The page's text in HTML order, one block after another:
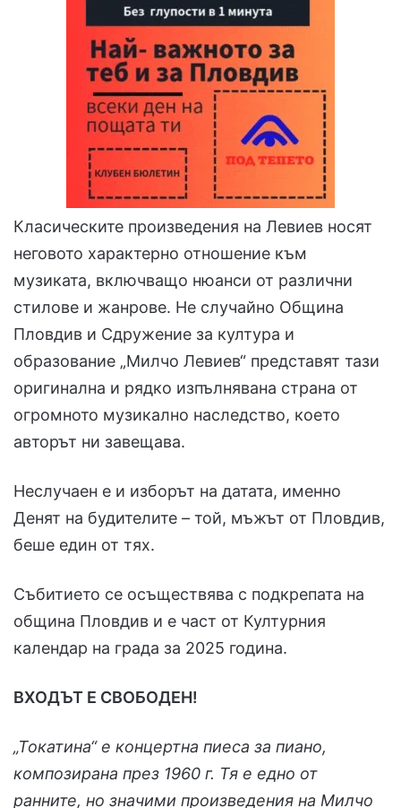
Класическите произведения на Левиев носят
неговото характерно отношение към
музиката, включващо нюанси от различни
стилове и жанрове. Не случайно Община
Пловдив и Сдружение за култура и
образование „Милчо Левиев“ представят тази
оригинална и рядко изпълнявана страна от
огромното музикално наследство, което
авторът ни завещава.
Неслучаен е и изборът на датата, именно
Денят на будителите – той, мъжът от Пловдив,
беше един от тях.
Събитието се осъществява с подкрепата на
община Пловдив и е част от Културния
календар на града за 2025 година.
ВХОДЪТ Е СВОБОДЕН!
„Токатина“ е концертна пиеса за пиано,
композирана през 1960 г. Тя е едно от
ранните, но значими произведения на Милчо